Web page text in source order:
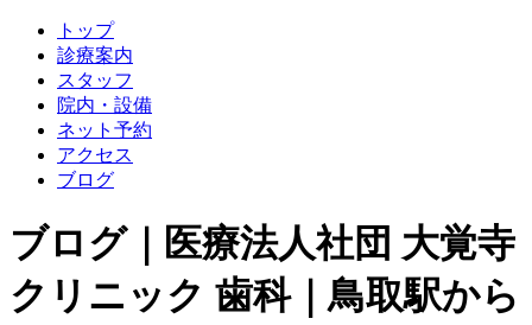
トップ
診療案内
スタッフ
院内・設備
ネット予約
アクセス
ブログ
ブログ｜医療法人社団 大覚寺
クリニック 歯科｜鳥取駅から